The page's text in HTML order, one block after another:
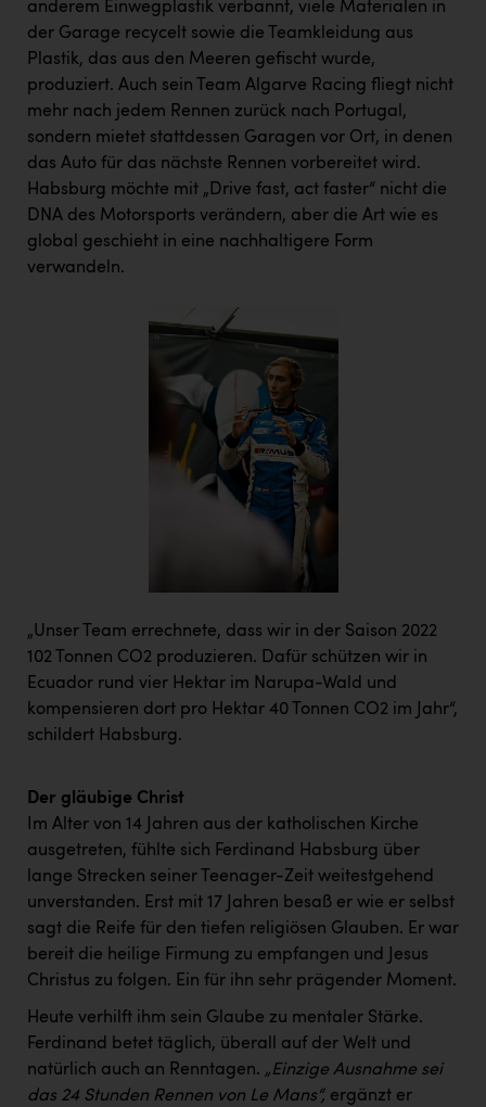
anderem Einwegplastik verbannt, viele Materialen in
der Garage recycelt sowie die Teamkleidung aus
Plastik, das aus den Meeren gefischt wurde,
produziert. Auch sein Team Algarve Racing fliegt nicht
mehr nach jedem Rennen zurück nach Portugal,
sondern mietet stattdessen Garagen vor Ort, in denen
das Auto für das nächste Rennen vorbereitet wird.
Habsburg möchte mit „Drive fast, act faster“ nicht die
DNA des Motorsports verändern, aber die Art wie es
global geschieht in eine nachhaltigere Form
verwandeln.
„Unser Team errechnete, dass wir in der Saison 2022
102 Tonnen CO2 produzieren. Dafür schützen wir in
Ecuador rund vier Hektar im Narupa-Wald und
kompensieren dort pro Hektar 40 Tonnen CO2 im Jahr“,
schildert Habsburg.
Der gläubige Christ
Im Alter von 14 Jahren aus der katholischen Kirche
ausgetreten, fühlte sich Ferdinand Habsburg über
lange Strecken seiner Teenager-Zeit weitestgehend
unverstanden. Erst mit 17 Jahren besaß er wie er selbst
sagt die Reife für den tiefen religiösen Glauben. Er war
bereit die heilige Firmung zu empfangen und Jesus
Christus zu folgen. Ein für ihn sehr prägender Moment.
Heute verhilft ihm sein Glaube zu mentaler Stärke.
Ferdinand betet täglich, überall auf der Welt und
natürlich auch an Renntagen. „Einzige Ausnahme sei
das 24 Stunden Rennen von Le Mans“, ergänzt er